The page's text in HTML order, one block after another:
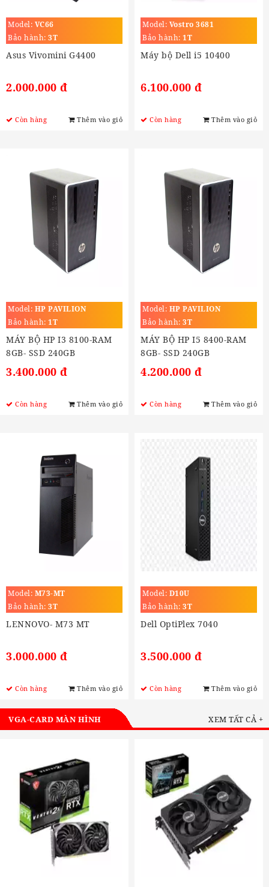
Model: VC66
Bảo hành: 3T
Asus Vivomini G4400
2.000.000 đ
Còn hàng Thêm vào giỏ
Model: Vostro 3681
Bảo hành: 1T
Máy bộ Dell i5 10400
6.100.000 đ
Còn hàng Thêm vào giỏ
Model: HP PAVILION
Bảo hành: 1T
MÁY BỘ HP I3 8100-RAM
8GB- SSD 240GB
3.400.000 đ
Còn hàng Thêm vào giỏ
Model: HP PAVILION
Bảo hành: 3T
MÁY BỘ HP I5 8400-RAM
8GB- SSD 240GB
4.200.000 đ
Còn hàng Thêm vào giỏ
Model: M73-MT
Bảo hành: 3T
LENNOVO- M73 MT
3.000.000 đ
Còn hàng Thêm vào giỏ
Model: D10U
Bảo hành: 3T
Dell OptiPlex 7040
3.500.000 đ
Còn hàng Thêm vào giỏ
VGA-CARD MÀN HÌNH XEM TẤT CẢ +